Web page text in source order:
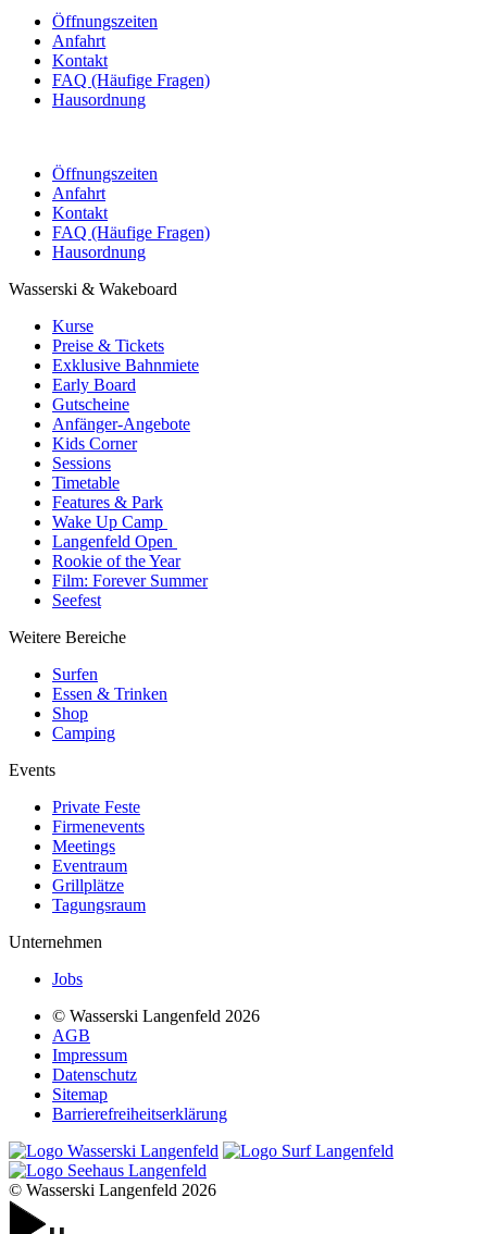
Öffnungszeiten
Anfahrt
Kontakt
FAQ (Häufige Fragen)
Hausordnung
Öffnungszeiten
Anfahrt
Kontakt
FAQ (Häufige Fragen)
Hausordnung
Wasserski & Wakeboard
Kurse
Preise & Tickets
Exklusive Bahnmiete
Early Board
Gutscheine
Anfänger-Angebote
Kids Corner
Sessions
Timetable
Features & Park
Wake Up Camp
Langenfeld Open
Rookie of the Year
Film: Forever Summer
Seefest
Weitere Bereiche
Surfen
Essen & Trinken
Shop
Camping
Events
Private Feste
Firmenevents
Meetings
Eventraum
Grillplätze
Tagungsraum
Unternehmen
Jobs
© Wasserski Langenfeld 2026
AGB
Impressum
Datenschutz
Sitemap
Barrierefreiheits­erklärung
© Wasserski Langenfeld 2026